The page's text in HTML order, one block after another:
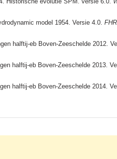
model 1954. Versie 4.0.
halftij-eb Boven-Zeeschelde 2012.
halftij-eb Boven-Zeeschelde 2013.
halftij-eb Boven-Zeeschelde 2014.